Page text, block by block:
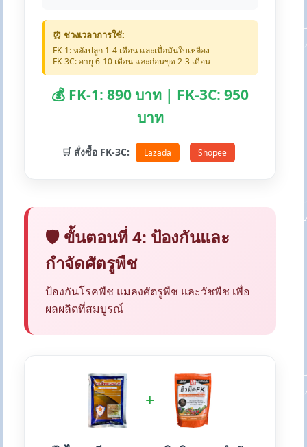
⏰ ช่วงเวลาการใช้:
FK-1: หลังปลูก 1-4 เดือน และเมื่อมันใบเหลือง
FK-3C: อายุ 6-10 เดือน และก่อนขุด 2-3 เดือน
💰 FK-1: 890 บาท | FK-3C: 950
บาท
🛒 สั่งซื้อ FK-3C: Lazada Shopee
🛡️ ขั้นตอนที่ 4: ป้องกันและ
กำจัดศัตรูพืช
ป้องกันโรคพืช แมลงศัตรูพืช และวัชพืช เพื่อ
ผลผลิตที่สมบูรณ์
+